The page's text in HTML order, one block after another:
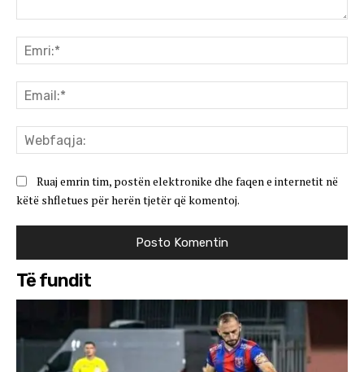
Ruaj emrin tim, postën elektronike dhe faqen e internetit në
këtë shfletues për herën tjetër që komentoj.
Të fundit